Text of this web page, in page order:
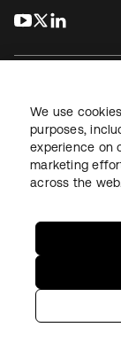
s’ouvre dans
s’ouvre
JuridiquePolitique
Conditions
Paramètres des
Copyright © 2026
We use
purposes,
experience on
marketing
across the